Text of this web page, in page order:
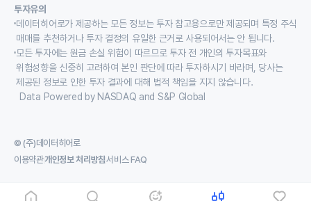
투자유의
데이터히어로가 제공하는 모든 정보는 투자 참고용으로만 제공되며 특정 주식
매매를 추천하거나 투자 결정의 유일한 근거로 사용되어서는 안 됩니다.
모든 투자에는 원금 손실 위험이 따르므로 투자 전 개인의 투자목표와
위험성향을 신중히 고려하여 본인 판단에 따라 투자하시기 바라며, 당사는
제공된 정보로 인한 투자 결과에 대해 법적 책임을 지지 않습니다.
Data Powered by NASDAQ and S&P Global
© (주)데이터히어로
이용약관개인정보 처리방침서비스 FAQ